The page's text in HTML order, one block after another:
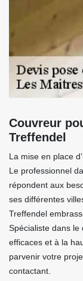
Couvreur
Treffendel
La mise en place
Le professionnel
répondent aux
ses différentes
Treffendel
Spécialiste dans
efficaces et à la
parvenir votre
contactant.